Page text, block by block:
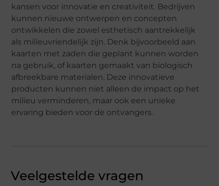
kansen voor innovatie en creativiteit. Bedrijven
kunnen nieuwe ontwerpen en concepten
ontwikkelen die zowel esthetisch aantrekkelijk
als milieuvriendelijk zijn. Denk bijvoorbeeld aan
kaarten met zaden die geplant kunnen worden
na gebruik, of kaarten gemaakt van biologisch
afbreekbare materialen. Deze innovatieve
producten kunnen niet alleen de impact op het
milieu verminderen, maar ook een unieke
ervaring bieden voor de ontvangers.
Veelgestelde vragen